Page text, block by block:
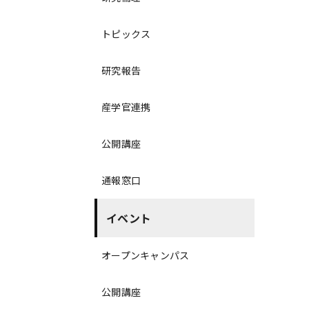
トピックス
研究報告
産学官連携
公開講座
通報窓口
イベント
オープンキャンパス
公開講座